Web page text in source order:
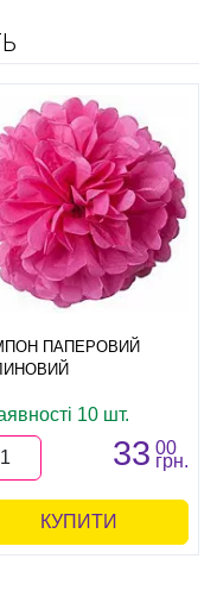
ПАПЕРОВИЙ
10 шт.
33 00
грн.
КУПИТИ